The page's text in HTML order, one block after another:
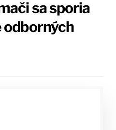
sa sporia
odborných